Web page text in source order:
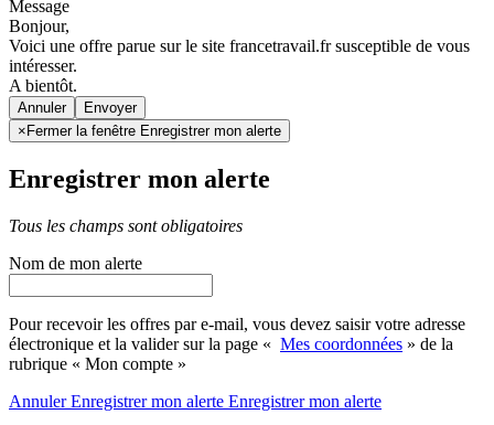
Message
Bonjour,
Voici une offre parue sur le site francetravail.fr susceptible de vous
intéresser.
A bientôt.
Annuler
× Fermer la fenêtre Enregistrer mon alerte
Enregistrer mon alerte
Tous les champs sont obligatoires
Nom de mon alerte
Pour recevoir les offres par e-mail, vous devez saisir votre adresse
électronique et la valider sur la page « Mes coordonnées » de la
rubrique « Mon compte »
AnnulerEnregistrer mon alerte Enregistrermon alerte